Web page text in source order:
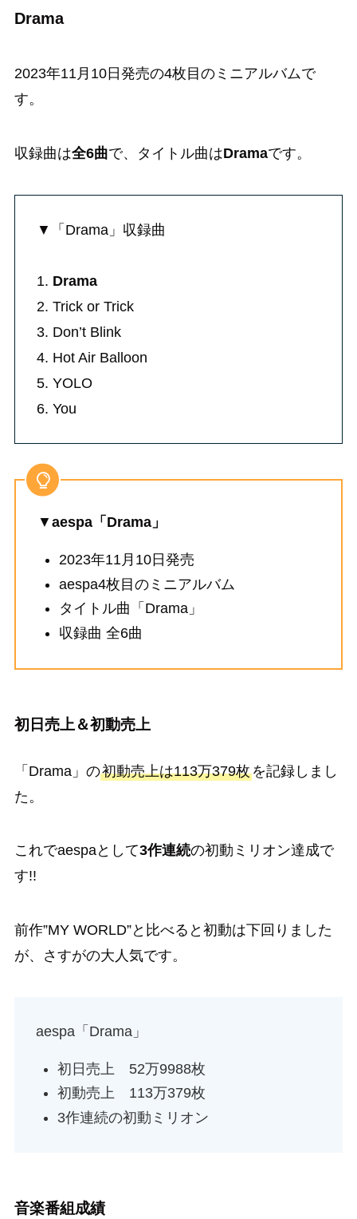
Drama
2023年11月10日発売の4枚目のミニアルバムで
す。
収録曲は全6曲で、タイトル曲はDramaです。
▼「Drama」収録曲
1. Drama
2. Trick or Trick
3. Don’t Blink
4. Hot Air Balloon
5. YOLO
6. You
▼ aespa「Drama」
2023年11月10日発売
aespa4枚目のミニアルバム
タイトル曲「Drama」
収録曲 全6曲
初日売上＆初動売上
「Drama」の初動売上は113万379枚を記録しまし
た。
これでaespaとして3作連続の初動ミリオン達成で
す!!
前作”MY WORLD”と比べると初動は下回りました
が、さすがの大人気です。
aespa「Drama」
初日売上 52万9988枚
初動売上 113万379枚
3作連続の初動ミリオン
音楽番組成績